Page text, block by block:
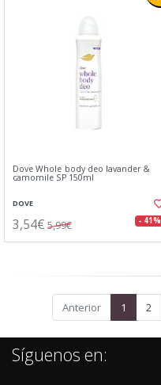
Dove Whole body deo lavander &
camomile SP 150ml
DOVE
3,54€ 5,99€ - 41%
Anterior 1 2
Síguenos en: